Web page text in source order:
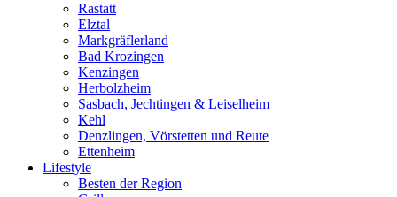
Rastatt
Elztal
Markgräflerland
Bad Krozingen
Kenzingen
Herbolzheim
Sasbach, Jechtingen & Leiselheim
Kehl
Denzlingen, Vörstetten und Reute
Ettenheim
Lifestyle
Besten der Region